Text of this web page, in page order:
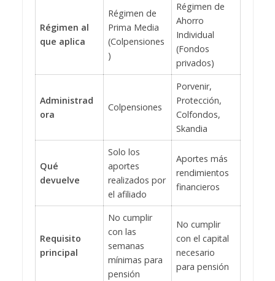
Régimen al
que aplica
Régimen de
Prima Media
(Colpensiones
)
Régimen de
Ahorro
Individual
(Fondos
privados)
Administrad
ora
Colpensiones
Porvenir,
Protección,
Colfondos,
Skandia
Qué
devuelve
Solo los
aportes
realizados por
el afiliado
Aportes más
rendimientos
financieros
Requisito
principal
No cumplir
con las
semanas
mínimas para
pensión
No cumplir
con el capital
necesario
para pensión